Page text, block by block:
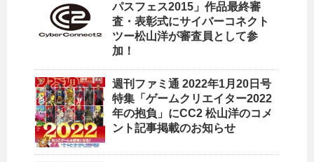
パスフェス2015」作品最終審
査・表彰式にサイバーコネクト
ツー松山洋が審査員として参
加！
週刊ファミ通 2022年1月20日号
特集「ゲームクリエイター2022
年の抱負」にCC2 松山洋のコメ
ント記事掲載のお知らせ